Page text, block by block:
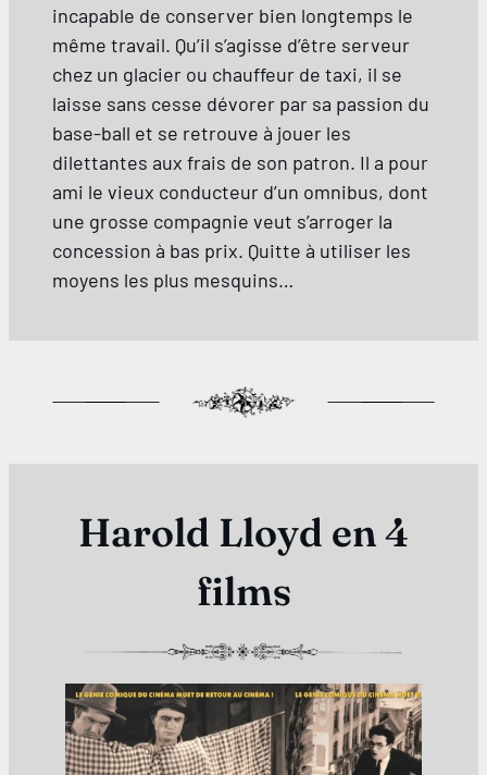
incapable de conserver bien longtemps le
même travail. Qu’il s’agisse d’être serveur
chez un glacier ou chauffeur de taxi, il se
laisse sans cesse dévorer par sa passion du
base-ball et se retrouve à jouer les
dilettantes aux frais de son patron. Il a pour
ami le vieux conducteur d’un omnibus, dont
une grosse compagnie veut s’arroger la
concession à bas prix. Quitte à utiliser les
moyens les plus mesquins…
Harold Lloyd en 4
films